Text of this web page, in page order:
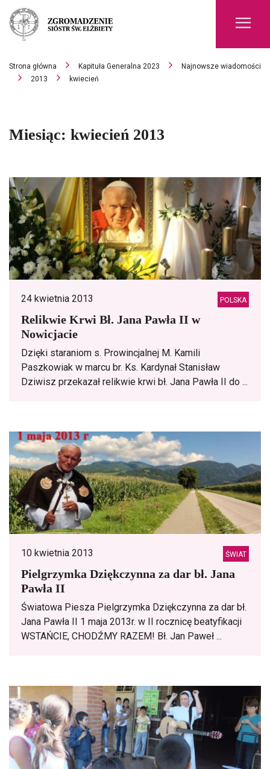
Strona główna Kapituła Generalna 2023
Najnowsze wiadomości
2013
kwiecień
Miesiąc: kwiecień 2013
24 kwietnia 2013 POLSKA
Relikwie Krwi Bł. Jana Pawła II w
Nowicjacie
Dzięki staraniom s. Prowincjalnej M. Kamili
Paszkowiak w marcu br. Ks. Kardynał Stanisław
Dziwisz przekazał relikwie krwi bł. Jana Pawła II do ...
10 kwietnia 2013 ŚWIAT
Pielgrzymka Dziękczynna za dar bł. Jana
Pawła II
Światowa Piesza Pielgrzymka Dziękczynna za dar bł.
Jana Pawła II 1 maja 2013r. w II rocznicę beatyfikacji
WSTAŃCIE, CHODŹMY RAZEM! Bł. Jan Paweł ...